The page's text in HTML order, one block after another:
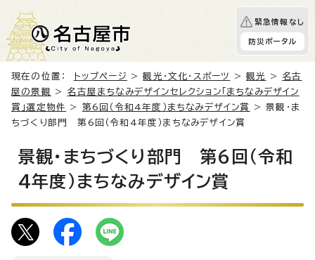
緊急情報なし
防災ポータル
現在の位置： トップページ >観光・文化・スポーツ >観光 > 名古
屋の景観
> 名古屋まちなみデザインセレクション「まちなみデザイン
賞」選定物件
> 第6回（令和4年度）まちなみデザイン賞
> 景観・ま
ちづくり部門 第6回（令和4年度）まちなみデザイン賞
景観・まちづくり部門 第6回（令和
4年度）まちなみデザイン賞